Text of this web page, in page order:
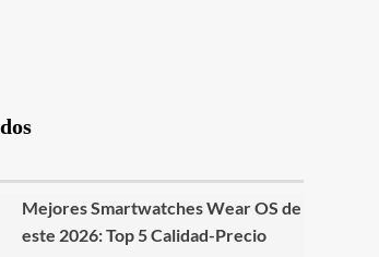
Mejores Smartwatches Wear OS de
este 2026: Top 5 Calidad-Precio